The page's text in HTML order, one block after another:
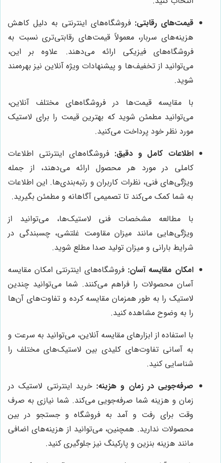
قیمت‌های رقابتی: فروشگاه‌های اینترنتی به دلیل کاهش
هزینه‌های سربار، معمولاً قیمت‌های رقابتی‌تری نسبت به
فروشگاه‌های فیزیکی ارائه می‌دهند. علاوه بر این،
می‌توانید از تخفیف‌ها و پیشنهادات ویژه آنلاین نیز بهره‌مند
شوید.
با مقایسه قیمت‌ها در فروشگاه‌های مختلف آنلاین،
می‌توانید مطمئن شوید که بهترین قیمت را برای لاستیک
مورد نظر خود پرداخت می‌کنید.
اطلاعات کامل و دقیق: فروشگاه‌های اینترنتی اطلاعات
کاملی در مورد هر محصول ارائه می‌دهند، از جمله
ویژگی‌های فنی، نظرات کاربران و رتبه‌بندی‌ها. این اطلاعات
به شما کمک می‌کند تا تصمیمی آگاهانه و مطمئن بگیرید.
با مطالعه مشخصات فنی لاستیک‌ها، می‌توانید از
ویژگی‌هایی مانند میزان مقاومت غلتشی، چسبندگی در
شرایط بارانی و میزان تولید صدا مطلع شوید.
امکان مقایسه آسان: فروشگاه‌های اینترنتی امکان مقایسه
آسان محصولات را فراهم می‌کنند. شما می‌توانید چندین
لاستیک را به طور همزمان مقایسه کرده و تفاوت‌های آن‌ها
را به وضوح مشاهده کنید.
با استفاده از ابزارهای مقایسه آنلاین، می‌توانید به سرعت و
به آسانی تفاوت‌های کلیدی بین لاستیک‌های مختلف را
شناسایی کنید.
صرفه‌جویی در زمان و هزینه: خرید اینترنتی لاستیک در
زمان و هزینه شما صرفه‌جویی می‌کند. شما نیازی به صرف
وقت برای رفت و آمد به فروشگاه و جستجو در بین
محصولات ندارید. همچنین، می‌توانید از هزینه‌های اضافی
مانند هزینه بنزین و پارکینگ نیز جلوگیری کنید.